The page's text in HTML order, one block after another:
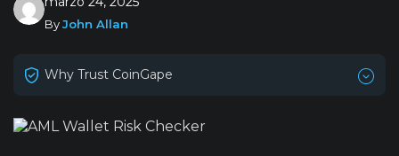
ByJohn Allan
Why Trust CoinGape